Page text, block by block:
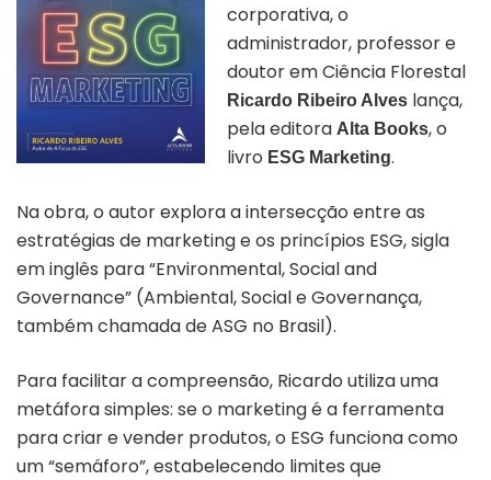
corporativa, o
administrador, professor e
doutor em Ciência Florestal
Ricardo Ribeiro Alves lança,
pela editora Alta Books, o
livro ESG Marketing.
Na obra, o autor explora a intersecção entre as
estratégias de marketing e os princípios ESG, sigla
em inglês para “Environmental, Social and
Governance” (Ambiental, Social e Governança,
também chamada de ASG no Brasil).
Para facilitar a compreensão, Ricardo utiliza uma
metáfora simples: se o marketing é a ferramenta
para criar e vender produtos, o ESG funciona como
um “semáforo”, estabelecendo limites que